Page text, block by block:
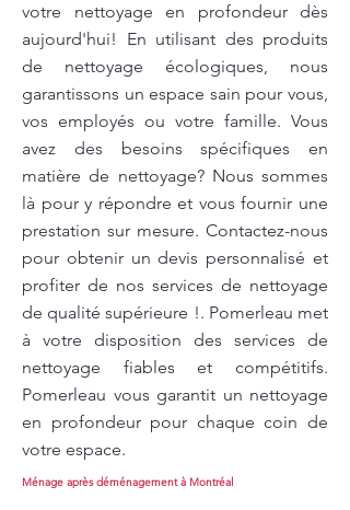
votre nettoyage en profondeur dès
aujourd'hui! En utilisant des produits
de nettoyage écologiques, nous
garantissons un espace sain pour vous,
vos employés ou votre famille. Vous
avez des besoins spécifiques en
matière de nettoyage? Nous sommes
là pour y répondre et vous fournir une
prestation sur mesure. Contactez-nous
pour obtenir un devis personnalisé et
profiter de nos services de nettoyage
de qualité supérieure !. Pomerleau met
à votre disposition des services de
nettoyage fiables et compétitifs.
Pomerleau vous garantit un nettoyage
en profondeur pour chaque coin de
votre espace.
Ménage après déménagement à Montréal